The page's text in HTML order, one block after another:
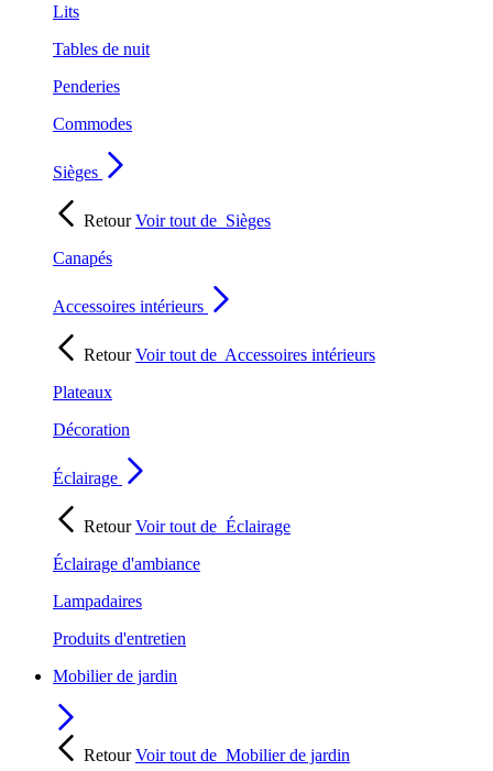
Lits
Tables de nuit
Penderies
Commodes
Sièges
RetourVoir tout de Sièges
Canapés
Accessoires intérieurs
RetourVoir tout de Accessoires intérieurs
Plateaux
Décoration
Éclairage
RetourVoir tout de Éclairage
Éclairage d'ambiance
Lampadaires
Produits d'entretien
Mobilier de jardin
RetourVoir tout de Mobilier de jardin